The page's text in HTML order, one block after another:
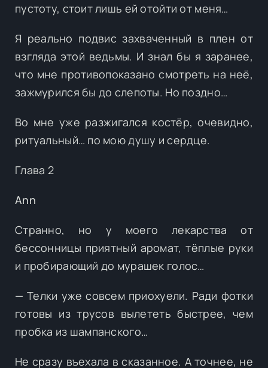
пустоту, стоит лишь ей отойти от меня…
Я реально подвис захваченный в плен от
взгляда этой ведьмы. И знал бы я заранее,
что мне противопоказано смотреть на неё,
зажмурился бы до слепоты. Но поздно…
Во мне уже разжигался костёр, очевидно,
ритуальный… по мою душу и сердце.
Глава 2
Ann
Странно, но у моего лекарства от
бессонницы приятный аромат, тёплые руки
и пробирающий до мурашек голос…
— Телки уже совсем приохуели. Ради фотки
готовы из трусов вылететь быстрее, чем
пробка из шампанского…
Не сразу въехала в сказанное. А точнее, не